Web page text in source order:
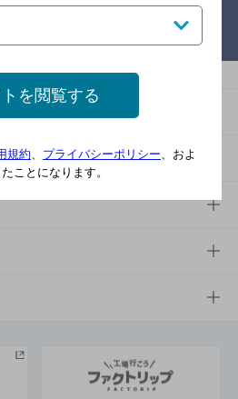
大阪
ステナビリティ経営
を閲覧する
規約、 プライバシーポリシー、およ
ことになります。